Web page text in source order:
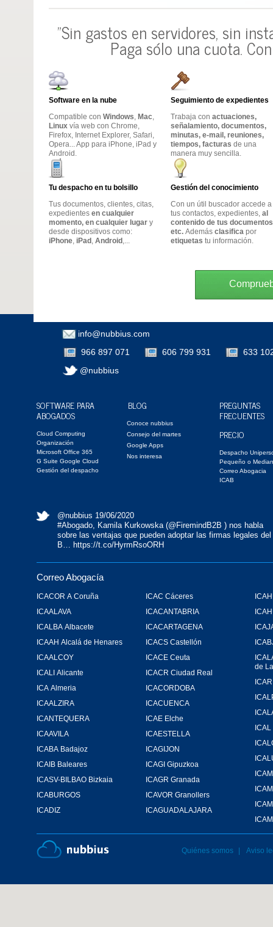
"Sin gastos en servidores, sin
Paga sólo una cuota.
Software en la nube
Compatible con Windows, Mac,
Linux vía web con Chrome,
Firefox, Internet Explorer, Safari,
Opera... App para iPhone, iPad y
Android.
Seguimiento de expedientes
Trabaja con actuaciones,
señalamiento, documentos,
minutas, e-mail, reuniones,
tiempos, facturas de una
manera muy sencilla.
Tu despacho en tu bolsillo
Tus documentos, clientes, citas,
expedientes en cualquier
momento, en cualquier lugar y
desde dispositivos como:
iPhone, iPad , Android ,...
Gestión del conocimiento
Con un útil buscador accede a
tus contactos, expedientes, al
contenido de tus
etc. Además clasifica por
etiquetas tu información.
info@nubbius.com
966 897 071
606 799 931
633
@nubbius
SOFTWARE PARA
ABOGADOS
Cloud Computing
Organización
Microsoft Office 365
G Suite Google Cloud
Gestión del despacho
BLOG
Conoce nubbius
Consejo del martes
Google Apps
Nos interesa
PREGUNTAS
FRECUENTES
PRECIO
Despacho
Pequeño o
Correo Abogacia
ICAB
@nubbius 19/06/2020
#Abogado, Kamila Kurkowska (@FiremindB2B ) nos habla
sobre las ventajas que pueden adoptar las firmas legales del
B… https://t.co/HyrmRsoORH
Correo Abogacía
ICACOR A Coruña
ICAALAVA
ICALBA Albacete
ICAAH Alcalá de Henares
ICAALCOY
ICALI Alicante
ICA Almeria
ICAALZIRA
ICANTEQUERA
ICAAVILA
ICABA Badajoz
ICAIB Baleares
ICASV-BILBAO Bizkaia
ICABURGOS
ICADIZ
ICAC Cáceres
ICACANTABRIA
ICACARTAGENA
ICACS Castellón
ICACE Ceuta
ICACR Ciudad Real
ICACORDOBA
ICACUENCA
ICAE Elche
ICAESTELLA
ICAGIJON
ICAGI Gipuzkoa
ICAGR Granada
ICAVOR Granollers
ICAGUADALAJARA
de
Aviso
Quiénes somos